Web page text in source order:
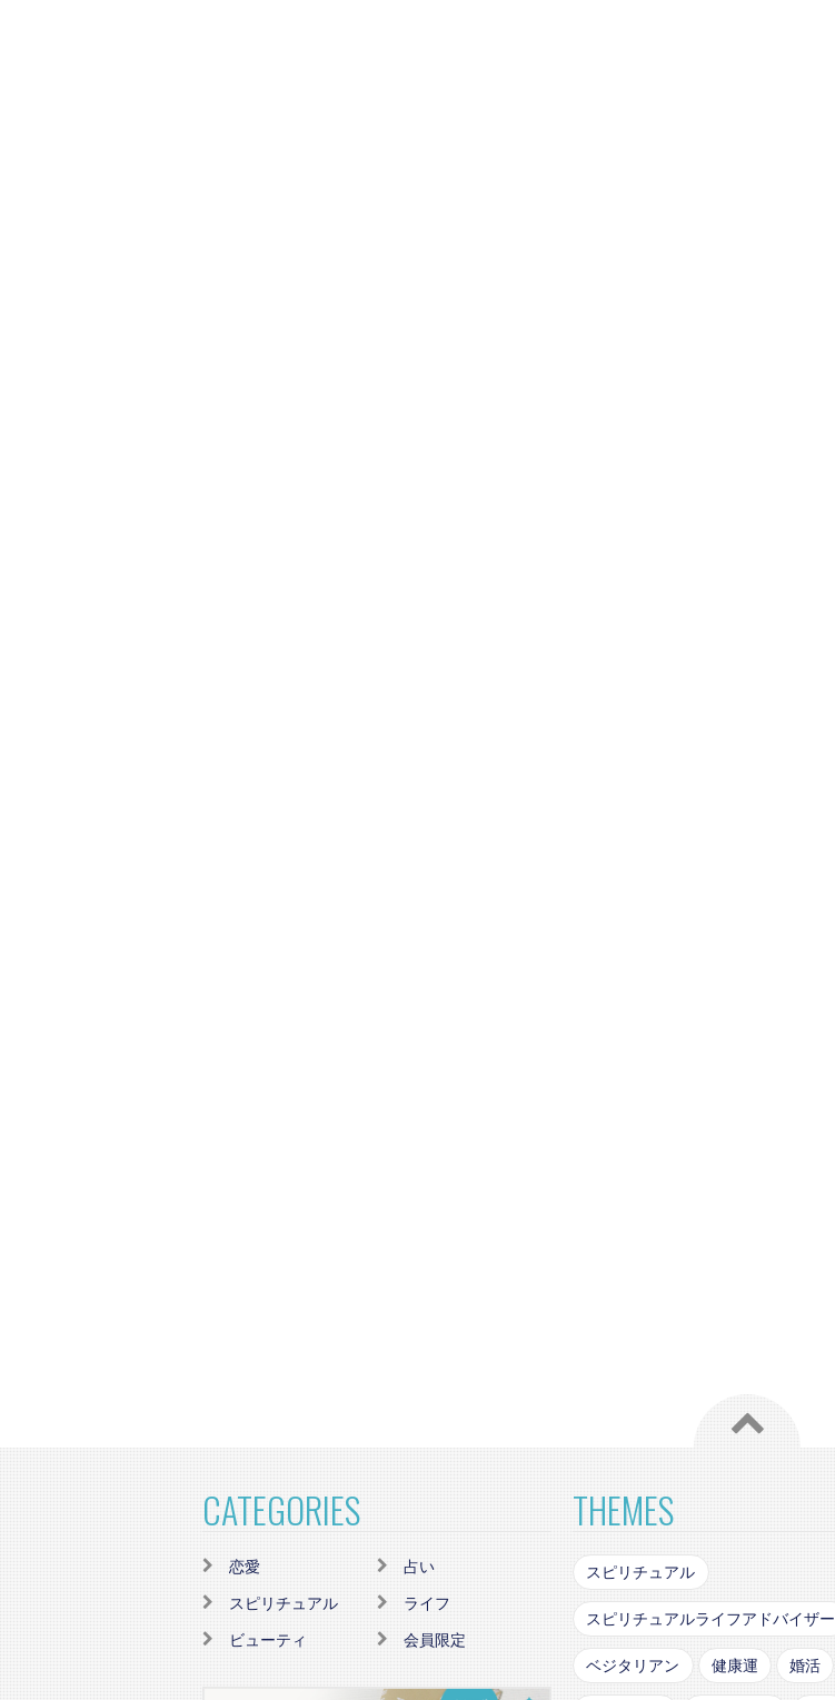
CATEGORIES
恋愛 占い
スピリチュアル ライフ
ビューティ 会員限定
THEMES
スピリチュアル
スピリチュアルライフアドバイザー
ベジタリアン 健康運 婚活